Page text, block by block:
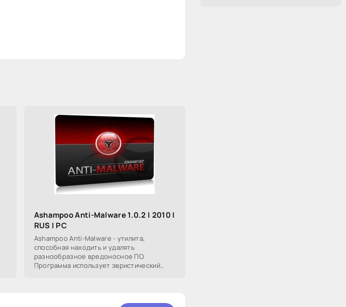
Ashampoo Anti-Malware 1.0.2 | 2010 |
RUS | PC
Ashampoo Anti-Malware - утилита,
способная находить и удалять
разнообразное вредоносное ПО.
Программа использует эвристический